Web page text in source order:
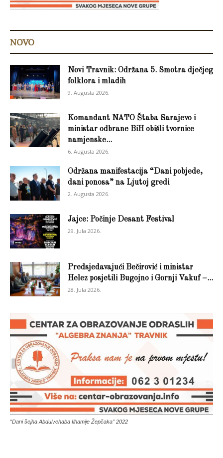
NOVO
Novi Travnik: Održana 5. Smotra dječjeg
folklora i mladih
9. Augusta 2026.
Komandant NATO Štaba Sarajevo i
ministar odbrane BiH obišli tvornice
namjenske...
6. Augusta 2026.
Održana manifestacija “Dani pobjede,
dani ponosa” na Ljutoj gredi
2. Augusta 2026.
Jajce: Počinje Desant Festival
29. Jula 2026.
Predsjedavajući Bečirović i ministar
Helez posjetili Bugojno i Gornji Vakuf –...
28. Jula 2026.
“Dani šejha Abdulvehaba Ilhamije Žepčaka” 2022